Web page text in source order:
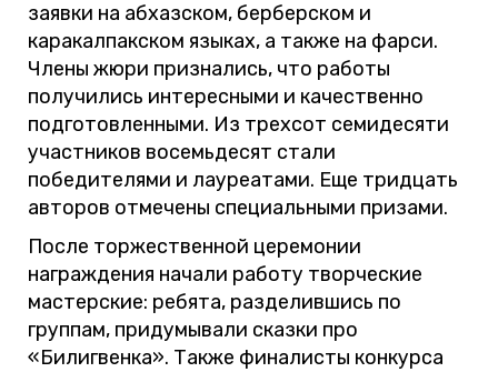
заявки на абхазском, берберском и
каракалпакском языках, а также на фарси.
Члены жюри признались, что работы
получились интересными и качественно
подготовленными. Из трехсот семидесяти
участников восемьдесят стали
победителями и лауреатами. Еще тридцать
авторов отмечены специальными призами.
После торжественной церемонии
награждения начали работу творческие
мастерские: ребята, разделившись по
группам, придумывали сказки про
«Билигвенка». Также финалисты конкурса